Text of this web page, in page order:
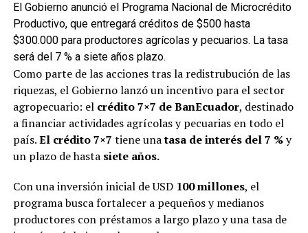
El Gobierno anunció el Programa Nacional de Microcrédito
Productivo, que entregará créditos de $500 hasta
$300.000 para productores agrícolas y pecuarios. La tasa
será del 7 % a siete años plazo.
Como parte de las acciones tras la redistrubución de las
riquezas, el Gobierno lanzó un incentivo para el sector
agropecuario: el crédito 7×7 de BanEcuador, destinado
a financiar actividades agrícolas y pecuarias en todo el
país.El crédito 7×7 tiene unatasa de interés del 7 %y
un plazo de hasta siete años.
Con una inversión inicial de USD 100 millones, el
programa busca fortalecer a pequeños y medianos
productores con préstamos a largo plazo y una tasa de